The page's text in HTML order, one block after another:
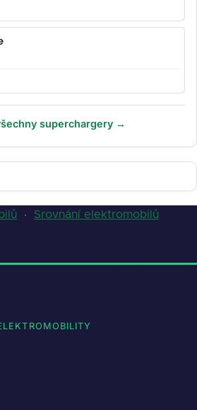
superchargery →
· Srovnání elektromobilů